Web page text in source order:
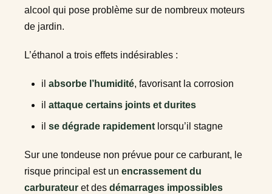
alcool qui pose problème sur de nombreux moteurs
de jardin.
L’éthanol a trois effets indésirables :
il absorbe l’humidité, favorisant la corrosion
il attaque certains joints et durites
il se dégrade rapidement lorsqu’il stagne
Sur une tondeuse non prévue pour ce carburant, le
risque principal est un encrassement du
carburateur et des démarrages impossibles